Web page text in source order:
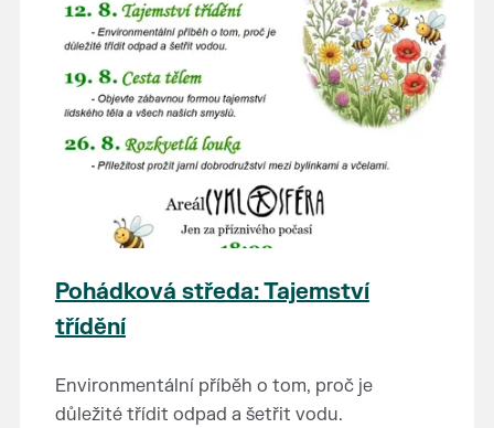
Pohádková středa: Tajemství
třídění
Environmentální příběh o tom, proč je
důležité třídit odpad a šetřit vodu.